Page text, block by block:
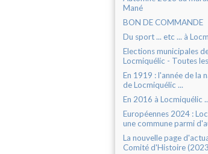
Mané
BON DE COMMANDE
Du sport ... etc ... à
Elections municipales
Locmiquélic - Toutes
En 1919 : l'année de la
de Locmiquélic ...
En 2016 à Locmiquélic
Européennes 2024 :
une commune parmi
La nouvelle page
Comité d'Histoire